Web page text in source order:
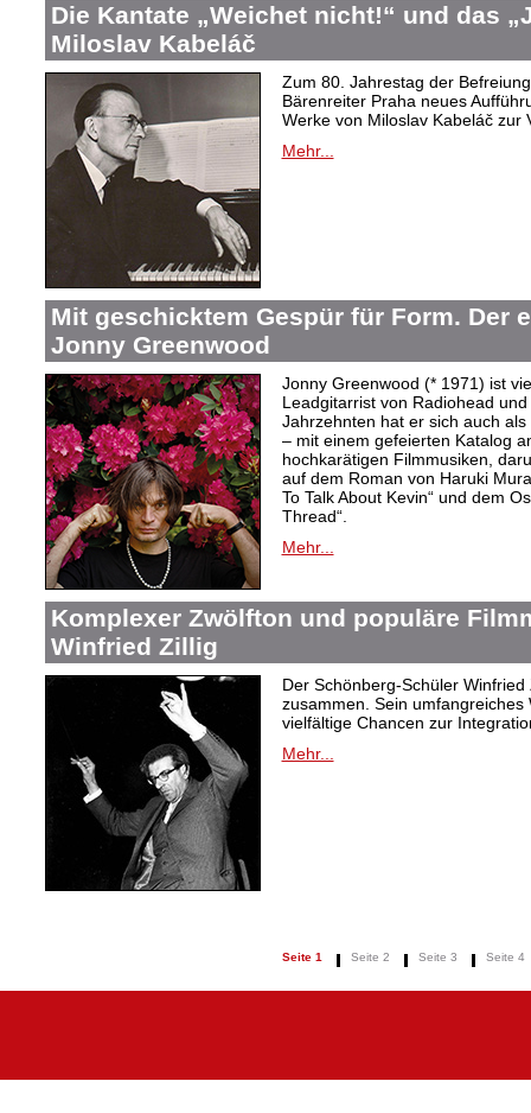
Die Kantate „Weichet nicht!“ und das
Miloslav Kabeláč
Zum 80. Jahrestag der
Bärenreiter Praha neues
Werke von Miloslav Kabeláč zur
Mehr...
Mit geschicktem Gespür für Form. Der
Jonny Greenwood
Jonny Greenwood (* 1971) ist
Leadgitarrist von Radiohead
Jahrzehnten hat er sich auch
– mit einem gefeierten Katalog
hochkarätigen Filmmusiken,
auf dem Roman von Haruki
To Talk About Kevin“ und dem
Thread“.
Mehr...
Komplexer Zwölfton und populäre
Winfried Zillig
Der Schönberg-Schüler
zusammen. Sein
vielfältige Chancen zur
Mehr...
Seite 1 Seite 2 Seite 3 Seite 4